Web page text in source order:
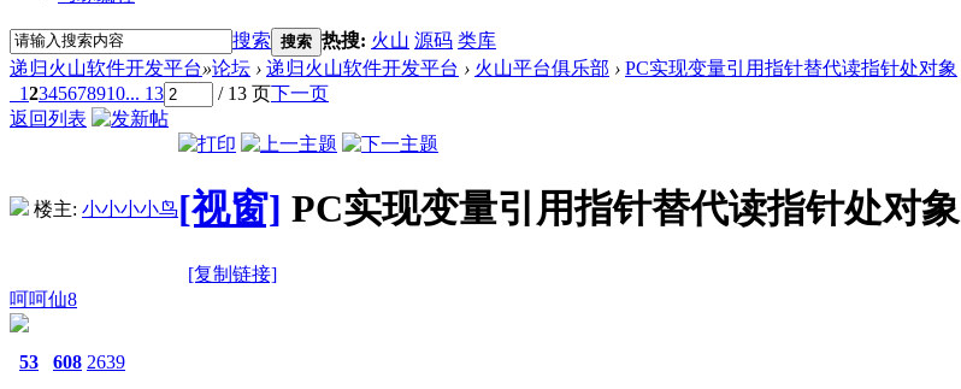
搜索 搜索 热搜: 火山 源码 类库
递归火山软件开发平台»论坛 › 递归火山软件开发平台 › 火山平台俱乐部 › PC实现变量引用指针替代读指针处对象
12345678910... 13 / 13 页下一页
返回列表
楼主: 小小小小鸟[视窗] PC实现变量引用指针替代读指针处对象
[复制链接]
呵呵仙8
53 608 2639